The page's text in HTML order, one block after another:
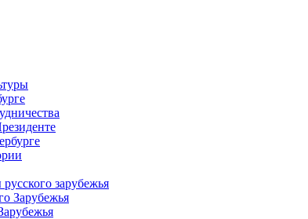
зарубежья
Зарубежья